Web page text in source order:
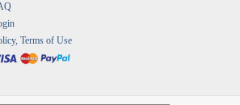
Terms of Use